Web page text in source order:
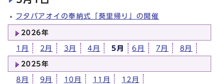
フタバアオイの奉納式「葵里帰り」の開催
2026年
1月 2月 3月 4月 5月 6月 7月 8月
2025年
8月 9月 10月 11月 12月